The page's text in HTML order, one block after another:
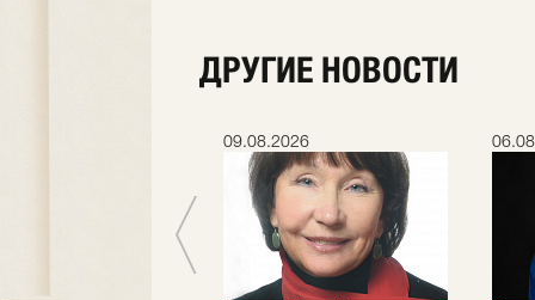
ДРУГИЕ НОВОСТИ
09.08.2026